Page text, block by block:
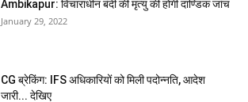
Ambikapur: विचाराधीन बंदी की मृत्यु की होगी दाण्डिक जांच
January 29, 2022
CG ब्रेकिंग: IFS अधिकारियों को मिली पदोन्नति, आदेश
जारी... देखिए